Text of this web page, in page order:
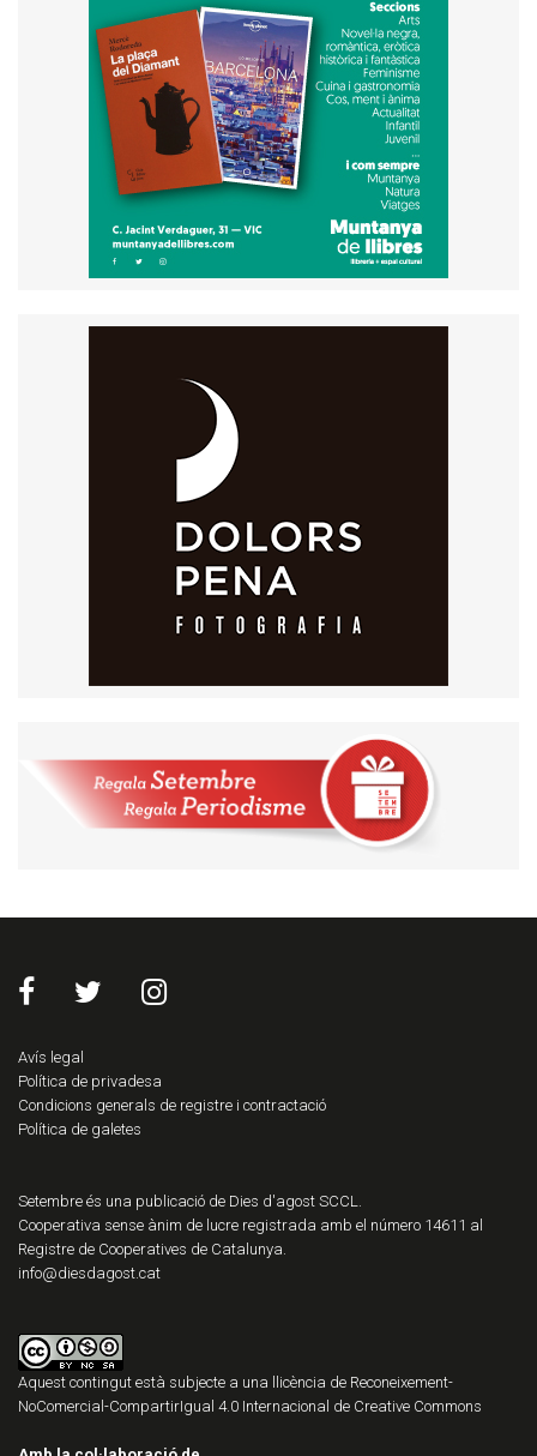
Avís legal
Política de privadesa
Condicions generals de registre i contractació
Política de galetes
Setembre és una publicació de Dies d'agost SCCL.
Cooperativa sense ànim de lucre registrada amb el número 14611 al
Registre de Cooperatives de Catalunya.
info@diesdagost.cat
Aquest contingut està subjecte a una llicència de Reconeixement-
NoComercial-CompartirIgual 4.0 Internacional de Creative Commons